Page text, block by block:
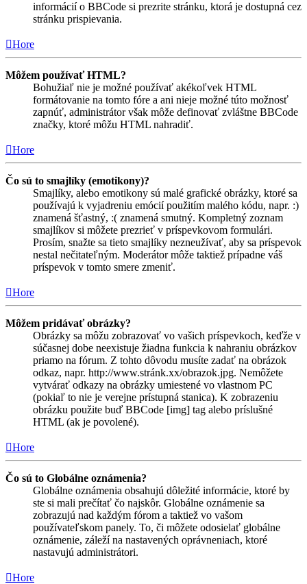
informácií o BBCode si prezrite stránku, ktorá je dostupná cez
stránku prispievania.
Hore
Môžem používať HTML?
Bohužiaľ nie je možné používať akékoľvek HTML
formátovanie na tomto fóre a ani nieje možné túto možnosť
zapnúť, administrátor však môže definovať zvláštne BBCode
značky, ktoré môžu HTML nahradiť.
Hore
Čo sú to smajlíky (emotikony)?
Smajlíky, alebo emotikony sú malé grafické obrázky, ktoré sa
používajú k vyjadreniu emócií použitím malého kódu, napr. :)
znamená šťastný, :( znamená smutný. Kompletný zoznam
smajlíkov si môžete prezrieť v príspevkovom formulári.
Prosím, snažte sa tieto smajlíky nezneužívať, aby sa príspevok
nestal nečitateľným. Moderátor môže taktiež prípadne váš
príspevok v tomto smere zmeniť.
Hore
Môžem pridávať obrázky?
Obrázky sa môžu zobrazovať vo vašich príspevkoch, keďže v
súčasnej dobe neexistuje žiadna funkcia k nahraniu obrázkov
priamo na fórum. Z tohto dôvodu musíte zadať na obrázok
odkaz, napr. http://www.stránk.xx/obrazok.jpg. Nemôžete
vytvárať odkazy na obrázky umiestené vo vlastnom PC
(pokiaľ to nie je verejne prístupná stanica). K zobrazeniu
obrázku použite buď BBCode [img] tag alebo príslušné
HTML (ak je povolené).
Hore
Čo sú to Globálne oznámenia?
Globálne oznámenia obsahujú dôležité informácie, ktoré by
ste si mali prečítať čo najskôr. Globálne oznámenie sa
zobrazujú nad každým fórom a taktiež vo vašom
používateľskom panely. To, či môžete odosielať globálne
oznámenie, záleží na nastavených oprávneniach, ktoré
nastavujú administrátori.
Hore